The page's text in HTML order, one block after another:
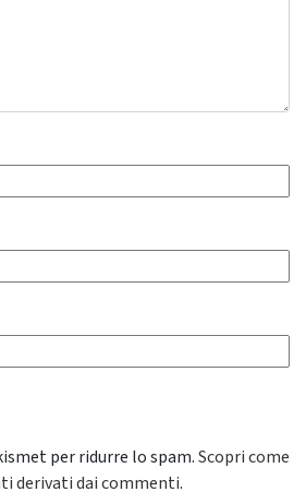
per ridurre lo spam.Scopri come
derivati dai commenti.